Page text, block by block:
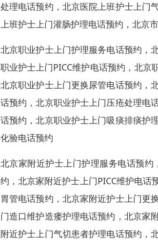
处理电话预约，北京医院上班护士上门
上班护士上门灌肠护理电话预约，北京
北京职业护士上门护理服务电话预约，
职业护士上门PICC维护电话预约，北
北京职业护士上门更换尿管电话预约，
话预约，北京职业护士上门压疮处理电
话预约，北京职业护士上门吸痰排痰护
化验电话预约
北京家附近护士上门护理服务电话预
约，北京家附近护士上门PICC维护电
胃管电话预约，北京家附近护士上门更
门造口维护造瘘护理电话预约，北京家
附近护士上门气切患者护理电话预约，